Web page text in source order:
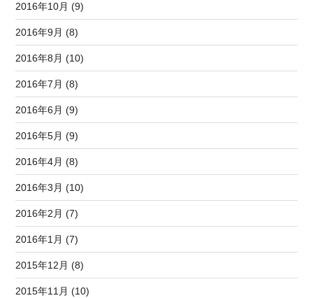
2016年10月 (9)
2016年9月 (8)
2016年8月 (10)
2016年7月 (8)
2016年6月 (9)
2016年5月 (9)
2016年4月 (8)
2016年3月 (10)
2016年2月 (7)
2016年1月 (7)
2015年12月 (8)
2015年11月 (10)